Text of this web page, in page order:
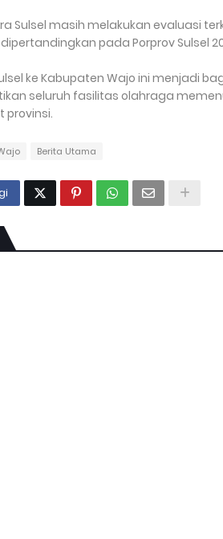
Sulsel masih melakukan evaluasi
pada Porprov Sulsel
ke Kabupaten Wajo ini menjadi
seluruh fasilitas olahraga
provinsi.
Berita Utama